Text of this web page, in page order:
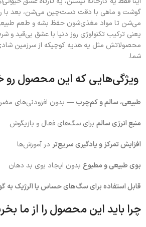
گوشت و ماهی با دقت دست‌چین می‌شن، بعد با
می‌شن تا مواد مغذی‌شون حفظ بشه و طعم
یعنی ترکیب تکنولوژی روز دنیا با عشق بی‌قید و
محصولاتش مثل یه هدیه کوچیکه از سرزمین
شما.
ویژگی‌هایی که این محصول
طبیعی، سالم و کم‌چرب — بدون افزودنی‌های مضر
منبع انرژی سالم برای سگ‌های فعال و بازیگوش
افزایش تمرکز و یادگیری سریع‌تر در آموزش‌ها
بوی طبیعی و مطبوع بدون ایجاد بوی بد دهان
قابل استفاده برای سگ‌های حساس یا آلرژیک به
چرا باید این محصول را از ما